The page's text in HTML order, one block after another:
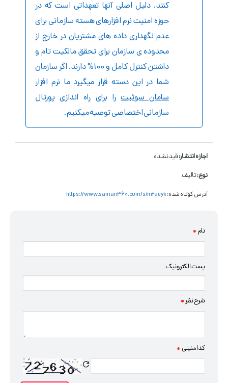
کنند. دلیل اصلی آنها تعهداتی است که در
حوزه امنیت نرم افزارهای هسته سازمانی برای
عدم نگهداری داده ­های مشتریان در خارج از
محدوده­ ی سازمان برای تحقق مالکیت تام و
داشتن کنترل کامل و 100% دارند. اگر سازمان
شما در این دسته قرار می­گیرد ما نرم ­افزار
سامان سوئیترا برای راه­ اندازی پورتال
سازمانی اختصاصی توصیه می­کنیم.
اجازه انتشار:قید نشده
نوع:تالیف
آدرس کوتاه شده:https://www.saman360.com/s/mfauyk
نام *
پست الکترونیک
شرح نظر*
کد امنیتی *